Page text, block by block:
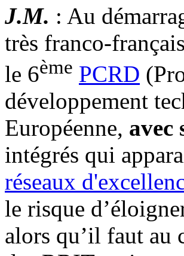
J.M. : Au
très franco-
le 6ème PCRD
développement
Européenne, avec
intégrés qui
réseaux
le risque
alors qu’il faut au